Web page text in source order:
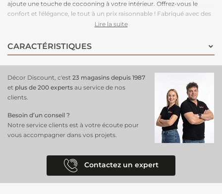
ajoute une touche de cocooning à votre intérieur. Offrez-vous le
confort et l'élégance, le tout à un prix raisonnable ! Fabriqué avec des
matériaux de haute qualité, ce tapis offre un confort moelleux sous
lieu de vie. Un simple passage à l'aspirateur suffit pour le maintenir en
parfait état.
Lire la suite
CARACTÉRISTIQUES
Décor Discount, c'est 23 magasins depuis 1987
et plus de 200 experts au service de nos
clients.
Besoin d’un conseil ?
Notre service clients est à votre écoute pour
vous accompagner dans vos projets.
Contactez un expert